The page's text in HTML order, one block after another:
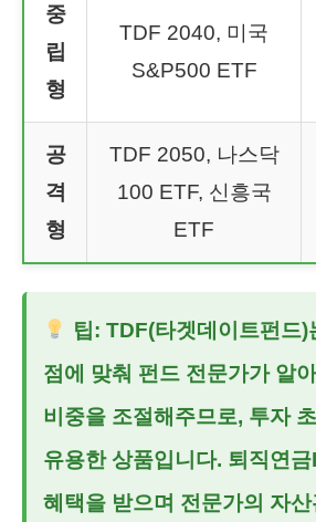
중
립
형
TDF 2040, 미국
S&P500 ETF
공
격
형
TDF 2050, 나스닥
100 ETF, 신흥국
ETF
팁: TDF(타겟데이트펀드)
점에 맞춰 펀드 전문가가 알
비중을 조절해주므로, 투자
유용한 상품입니다. 퇴직연금
혜택을 받으며 전문가의 자산